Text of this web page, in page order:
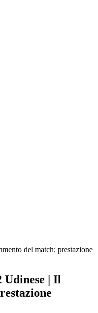
del match: prestazione
| Il